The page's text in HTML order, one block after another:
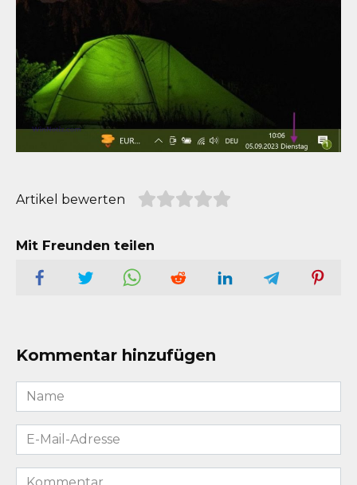
Artikel bewerten
Mit Freunden teilen
Kommentar hinzufügen
Name
*
E-
Mail-
Adresse
Kommentar